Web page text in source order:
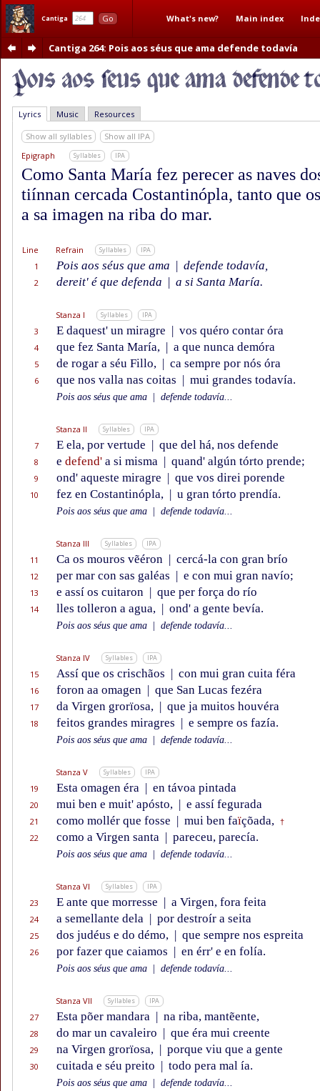
Cantiga Go What's new? Main index
Cantiga 264: Pois aos séus que ama defende todavía
Lyrics Music Resources
Show all syllables
Show all IPA
Epigraph
Syllables IPA
Como Santa María fez perecer as naves
tiínnan cercada Costantinópla, tanto que
a sa imagen na riba do mar.
Line Refrain Syllables IPA
1 Pois aos séus que ama | defende todavía,
2 dereit' é que defenda | a si Santa María.
Stanza I Syllables IPA
3 E daquest' un miragre | vos quéro contar óra
4 que fez Santa María, | a que nunca demóra
5 de rogar a séu Fillo, | ca sempre por nós óra
6 que nos valla nas coitas | mui grandes todavía.
Pois aos séus que ama defende todavía...
Stanza II Syllables IPA
7 E ela, por vertude | que del há, nos defende
8 e defend' a si misma | quand' algún tórto prende;
9 ond' aqueste miragre | que vos direi porende
10 fez en Costantinópla, | u gran tórto prendía.
Pois aos séus que ama defende todavía...
Stanza III Syllables IPA
11 Ca os mouros vẽéron | cercá-la con gran brío
12 per mar con sas galéas | e con mui gran navío;
13 e assí os cuitaron | que per força do río
14 lles tolleron a agua, | ond' a gente bevía.
Pois aos séus que ama defende todavía...
Stanza IV Syllables IPA
15 Assí que os crischãos | con mui gran cuita féra
16 foron aa omagen | que San Lucas fezéra
17 da Virgen grorïosa, | que ja muitos houvéra
18 feitos grandes miragres | e sempre os fazía.
Pois aos séus que ama defende todavía...
Stanza V Syllables IPA
19 Esta omagen éra | en távoa pintada
20 mui ben e muit' apósto, | e assí fegurada
21 como mollér que fosse | mui ben faïçõada, †
22 como a Virgen santa | pareceu, parecía.
Pois aos séus que ama defende todavía...
Stanza VI Syllables IPA
23 E ante que morresse | a Virgen, fora feita
24 a semellante dela | por destroír a seita
25 dos judéus e do démo, | que sempre nos espreita
26 por fazer que caiamos | en érr' e en folía.
Pois aos séus que ama defende todavía...
Stanza VII Syllables IPA
27 Esta põer mandara | na riba, mantẽente,
28 do mar un cavaleiro | que éra mui creente
29 na Virgen grorïosa, | porque viu que a gente
30 cuitada e séu preito | todo pera mal ía.
Pois aos séus que ama defende todavía...